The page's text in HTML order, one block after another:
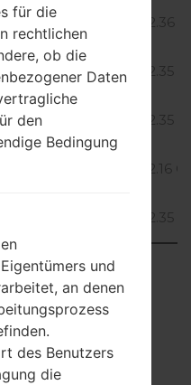
9 Pie
2.36
10 Q
2.35
2.35
2.16
2.35
of 8 entries
1 Next
für die
rechtlichen
ob die
Daten
den
Bedingung
und
an denen
des Benutzers
die